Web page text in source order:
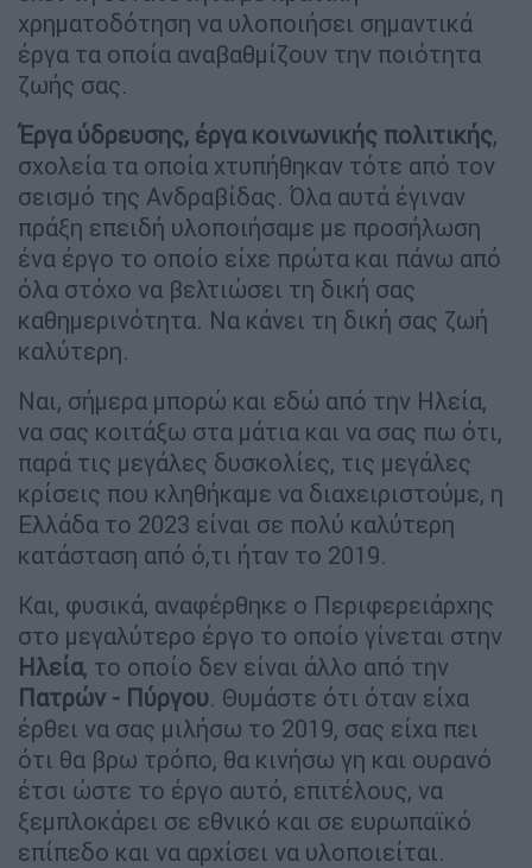
χρηματοδότηση να υλοποιήσει σημαντικά
έργα τα οποία αναβαθμίζουν την ποιότητα
ζωής σας.
Έργα ύδρευσης, έργα κοινωνικής πολιτικής,
σχολεία τα οποία χτυπήθηκαν τότε από τον
σεισμό της Ανδραβίδας. Όλα αυτά έγιναν
πράξη επειδή υλοποιήσαμε με προσήλωση
ένα έργο το οποίο είχε πρώτα και πάνω από
όλα στόχο να βελτιώσει τη δική σας
καθημερινότητα. Να κάνει τη δική σας ζωή
καλύτερη.
Nαι, σήμερα μπορώ και εδώ από την Ηλεία,
να σας κοιτάξω στα μάτια και να σας πω ότι,
παρά τις μεγάλες δυσκολίες, τις μεγάλες
κρίσεις που κληθήκαμε να διαχειριστούμε, η
Ελλάδα το 2023 είναι σε πολύ καλύτερη
κατάσταση από ό,τι ήταν το 2019.
Και, φυσικά, αναφέρθηκε ο Περιφερειάρχης
στο μεγαλύτερο έργο το οποίο γίνεται στην
Ηλεία, το οποίο δεν είναι άλλο από την
Πατρών - Πύργου. Θυμάστε ότι όταν είχα
έρθει να σας μιλήσω το 2019, σας είχα πει
ότι θα βρω τρόπο, θα κινήσω γη και ουρανό
έτσι ώστε το έργο αυτό, επιτέλους, να
ξεμπλοκάρει σε εθνικό και σε ευρωπαϊκό
επίπεδο και να αρχίσει να υλοποιείται.